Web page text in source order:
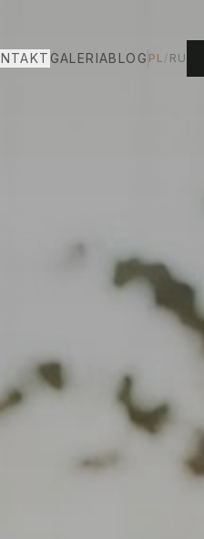
GALERIABLOG PL / RU